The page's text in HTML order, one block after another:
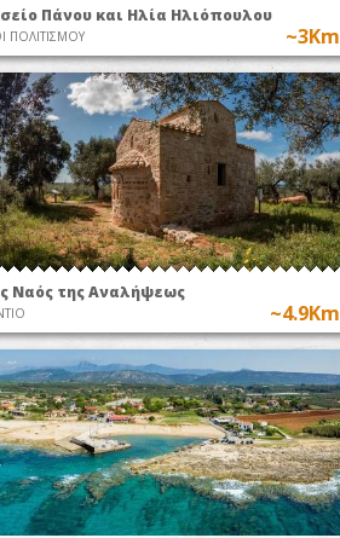
Πάνου και Ηλία Ηλιόπουλου
ΠΟΛΙΤΙΣΜΟΥ ~3Km
Ναός της Αναλήψεως
~4.9Km